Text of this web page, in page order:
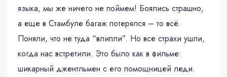
языка, мы же ничего не поймем! Боялись страшно,
а еще в Стамбуле багаж потерялся – то всё.
Поняли, что не туда “влипли”. Но все страхи ушли,
когда нас встретили. Это было как в фильме:
шикарный джентльмен с его помощницей леди.